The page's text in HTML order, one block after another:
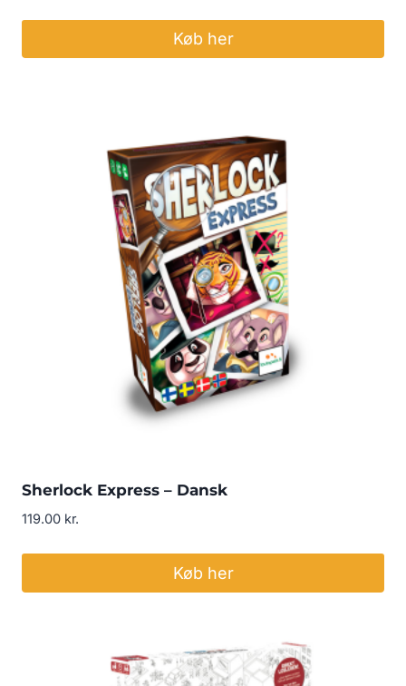
Køb her
Sherlock Express – Dansk
119.00 kr.
Køb her